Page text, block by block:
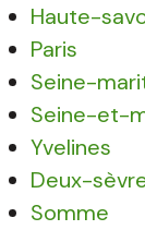
Haute-
Paris
Seine-
Seine-et-
Yvelines
Deux-
Somme